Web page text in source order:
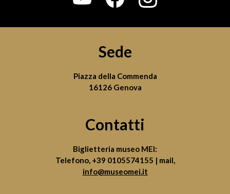
Sede
Piazza della Commenda
16126 Genova
Contatti
Biglietteria museo MEI:
Telefono, +39 0105574155 | mail,
info@museomei.it